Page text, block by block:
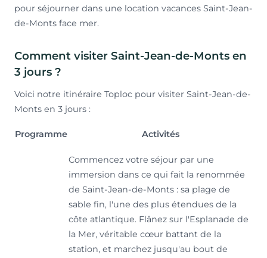
pour séjourner dans une location vacances Saint-Jean-
de-Monts face mer.
Comment visiter Saint-Jean-de-Monts en
3 jours ?
Voici notre itinéraire Toploc pour visiter Saint-Jean-de-
Monts en 3 jours :
Programme Activités
Commencez votre séjour par une
immersion dans ce qui fait la renommée
de Saint-Jean-de-Monts : sa plage de
sable fin, l'une des plus étendues de la
côte atlantique. Flânez sur l'Esplanade de
la Mer, véritable cœur battant de la
station, et marchez jusqu'au bout de